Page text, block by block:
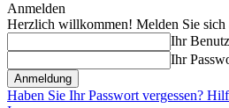
Anmelden
Herzlich willkommen! Melden Sie sich
Ihr
Ihr
Haben Sie Ihr Passwort vergessen?